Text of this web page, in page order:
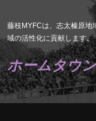
藤枝MYFCは、志太榛原地
域の活性化に貢献します。
ホームタウ